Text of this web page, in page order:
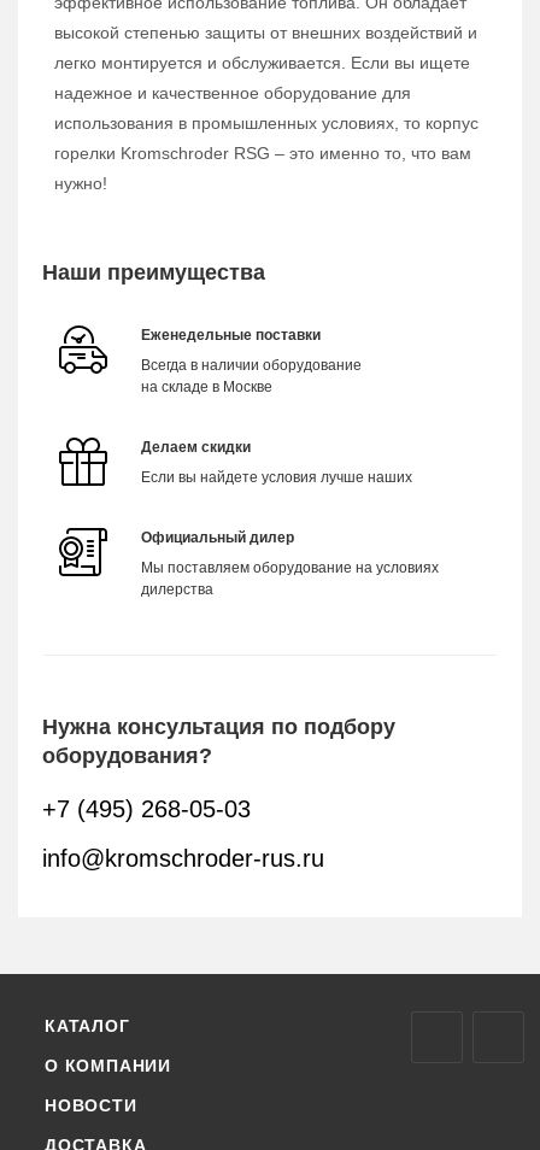
высокой степенью защиты от внешних воздействий и
легко монтируется и обслуживается. Если вы ищете
надежное и качественное оборудование для
использования в промышленных условиях, то корпус
горелки Kromschroder RSG – это именно то, что вам
нужно!
Наши преимущества
Еженедельные поставки
Всегда в наличии оборудование
на складе в Москве
Делаем скидки
Если вы найдете условия лучше наших
Официальный дилер
Мы поставляем оборудование на условиях
дилерства
Нужна консультация по подбору
оборудования?
+7 (495) 268-05-03
info@kromschroder-rus.ru
КАТАЛОГ
О КОМПАНИИ
НОВОСТИ
ДОСТАВКА